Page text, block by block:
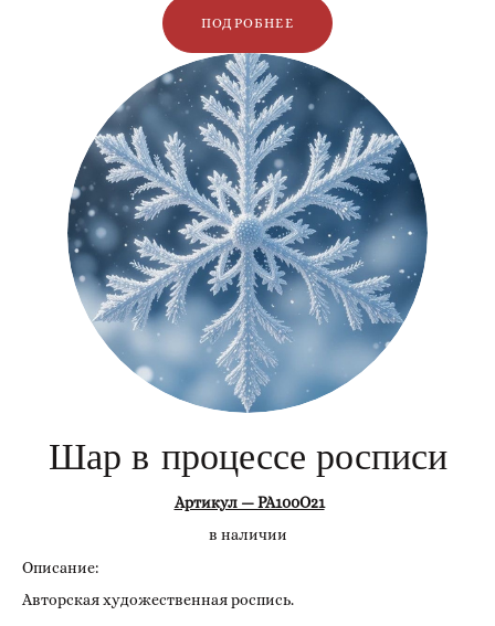
ПОДРОБНЕЕ
Шар в процессе росписи
Артикул — РА100О21
в наличии
Описание:
Авторская художественная роспись.